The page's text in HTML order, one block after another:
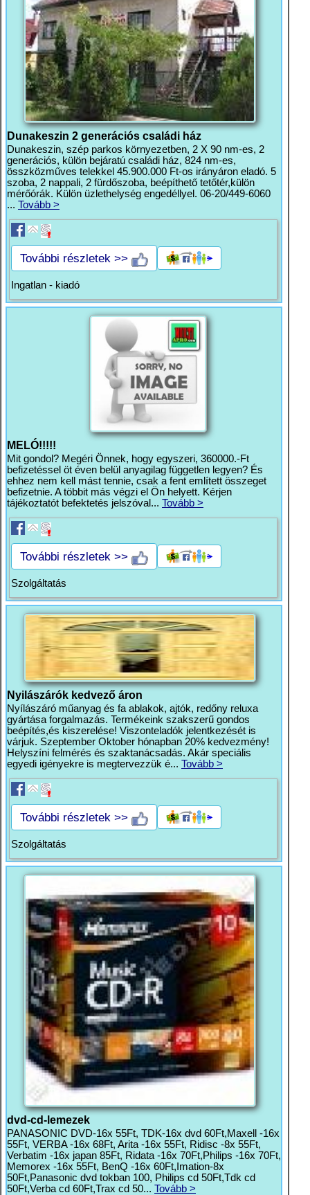
Dunakeszin 2 generációs családi ház
Dunakeszin, szép parkos környezetben, 2 X 90 nm-es, 2
generációs, külön bejáratú családi ház, 824 nm-es,
összközműves telekkel 45.900.000 Ft-os irányáron eladó. 5
szoba, 2 nappali, 2 fürdőszoba, beépíthető tetőtér,külön
mérőórák. Külön üzlethelység engedéllyel. 06-20/449-6060
... Tovább >
További részletek >>
Ingatlan - kiadó
MELÓ!!!!!
Mit gondol? Megéri Önnek, hogy egyszeri, 360000.-Ft
befizetéssel öt éven belül anyagilag független legyen? És
ehhez nem kell mást tennie, csak a fent említett összeget
befizetnie. A többit más végzi el Ön helyett. Kérjen
tájékoztatót befektetés jelszóval... Tovább >
További részletek >>
Szolgáltatás
Nyilászárók kedvező áron
Nyílászáró műanyag és fa ablakok, ajtók, redőny reluxa
gyártása forgalmazás. Termékeink szakszerű gondos
beépítés,és kiszerelése! Viszonteladók jelentkezését is
várjuk. Szeptember Oktober hónapban 20% kedvezmény!
Helyszíni felmérés és szaktanácsadás. Akár speciális
egyedi igényekre is megtervezzük é... Tovább >
További részletek >>
Szolgáltatás
dvd-cd-lemezek
PANASONIC DVD-16x 55Ft, TDK-16x dvd 60Ft,Maxell -16x
55Ft, VERBA -16x 68Ft, Arita -16x 55Ft, Ridisc -8x 55Ft,
Verbatim -16x japan 85Ft, Ridata -16x 70Ft,Philips -16x 70Ft,
Memorex -16x 55Ft, BenQ -16x 60Ft,Imation-8x
50Ft,Panasonic dvd tokban 100, Philips cd 50Ft,Tdk cd
50Ft,Verba cd 60Ft,Trax cd 50... Tovább >